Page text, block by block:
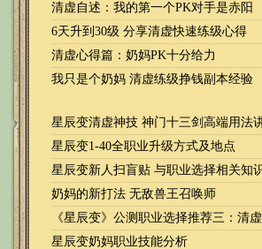
清虚自述：我的第一个PK对手是赤阳
6天升到30级 分享清虚快速练级心得
清虚心得篇：奶妈PK十分给力
我只是个奶妈 清虚练级挣钱副本经验
星辰变清虚神技 神门十三剑高端用法
星辰变1-40全职业升级方式及地点
星辰变新人扫盲贴 与职业选择相关知
奶妈的新打法 无敌兽王召唤师
《星辰变》公测职业选择推荐三：清
星辰变奶妈职业技能分析